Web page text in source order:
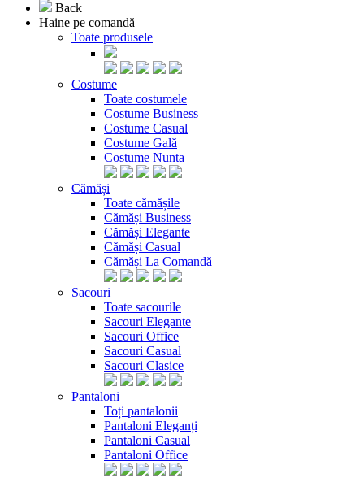
Back
Haine pe comandă
Toate produsele
Costume
Toate costumele
Costume Business
Costume Casual
Costume Gală
Costume Nunta
Cămăși
Toate cămășile
Cămăși Business
Cămăși Elegante
Cămăși Casual
Cămăși La Comandă
Sacouri
Toate sacourile
Sacouri Elegante
Sacouri Office
Sacouri Casual
Sacouri Clasice
Pantaloni
Toți pantalonii
Pantaloni Eleganți
Pantaloni Casual
Pantaloni Office